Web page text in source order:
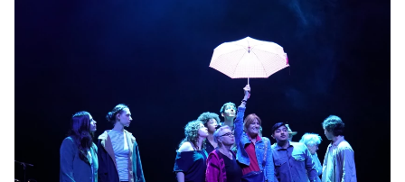
Participación cultural
LA OCG